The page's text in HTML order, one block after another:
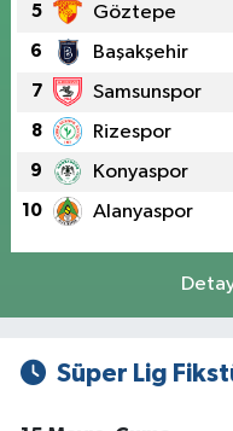
5 Göztepe
6 Başakşehir
7 Samsunspor
8 Rizespor
9 Konyaspor
10 Alanyaspor
Süper Lig